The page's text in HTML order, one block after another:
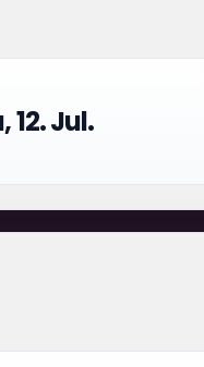
12. Jul.